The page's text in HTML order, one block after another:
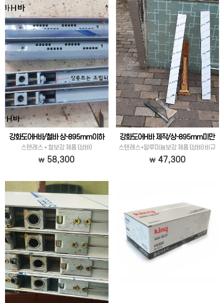
강화도어H바/철바 상-895mm이하
스텐레스 + 철보강 제품 (상바)
58,300
강화도어H바 제작/상-895mm미만
스텐레스+알루미늄보강 제품 (상바) 비규
격
47,300